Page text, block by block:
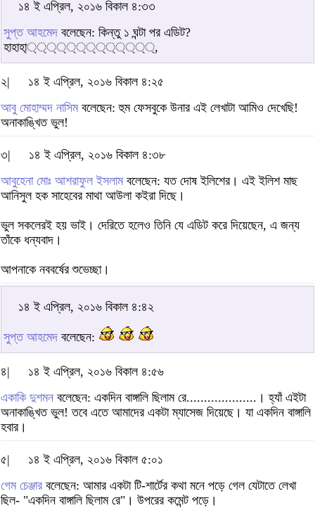
১৪ ই এপ্রিল, ২০১৬ বিকাল ৪:৩৩
সুপ্ত আহমেদ বলেছেন: কিন্তু ১ ঘন্টা পর এডিট?
হাহাহা্‌্‌্‌্‌্‌্‌্‌্‌্‌্‌্‌্‌্‌্‌,
২|
১৪ ই এপ্রিল, ২০১৬ বিকাল ৪:২৫
আবু মোহাম্মদ নাসিমবলেছেন: হুম ফেসবুকে উনার এই লেখাটা আমিও দেখেছি!
অনাকাঙ্খিত ভুল!
৩|
১৪ ই এপ্রিল, ২০১৬ বিকাল ৪:৩৮
আবুহেনা মোঃ আশরাফুল ইসলামবলেছেন: যত দোষ ইলিশের। এই ইলিশ মাছ
আনিসুল হক সাহেবের মাথা আউলা কইরা দিছে।
ভুল সকলেরই হয় ভাই। দেরিতে হলেও তিনি যে এডিট করে দিয়েছেন, এ জন্য
তাঁকে ধন্যবাদ।
আপনাকে নববর্ষের শুভেচ্ছা।
১৪ ই এপ্রিল, ২০১৬ বিকাল ৪:৪২
সুপ্ত আহমেদ বলেছেন:
৪|
১৪ ই এপ্রিল, ২০১৬ বিকাল ৪:৫৬
একাকি দুশমন বলেছেন: একদিন বাঙ্গালি ছিলাম রে....................। হ্যাঁ এইটা
অনাকাঙ্খিত ভুল! তবে এতে আমাদের একটা ম্যাসেজ দিয়েছে। যা একদিন বাঙ্গালি
হবার।
৫|
১৪ ই এপ্রিল, ২০১৬ বিকাল ৫:০১
গেম চেঞ্জার বলেছেন: আমার একটা টি-শার্টের কথা মনে পড়ে গেল যেটাতে লেখা
ছিল- "একদিন বাঙ্গালি ছিলাম রে"। উপরের কমেন্ট পড়ে।